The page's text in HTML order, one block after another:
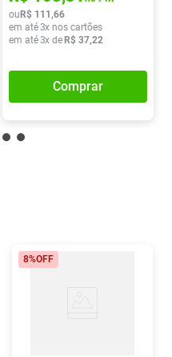
ou R$ 111 ,66
em até3x nos cartões
em até3x de R$ 37,22
Comprar
8%OFF